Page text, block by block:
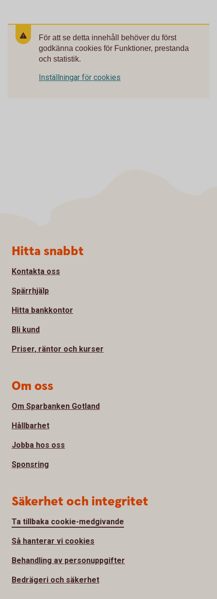
För att se detta innehåll behöver du först
godkänna cookies för Funktioner, prestanda
och statistik.
Inställningar för cookies
Sidfot
Hitta snabbt
Kontakta oss
Spärrhjälp
Hitta bankkontor
Bli kund
Priser, räntor och kurser
Om oss
Om Sparbanken Gotland
Hållbarhet
Jobba hos oss
Sponsring
Säkerhet och integritet
Ta tillbaka cookie-medgivande
Så hanterar vi cookies
Behandling av personuppgifter
Bedrägeri och säkerhet